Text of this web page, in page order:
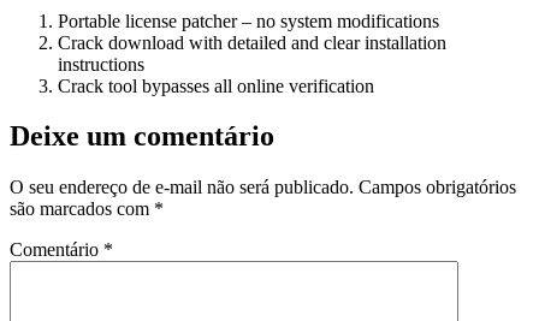
Portable license patcher – no system modifications
Crack download with detailed and clear installation
instructions
Crack tool bypasses all online verification
Deixe um comentário
O seu endereço de e-mail não será publicado. Campos obrigatórios
são marcados com *
Comentário *